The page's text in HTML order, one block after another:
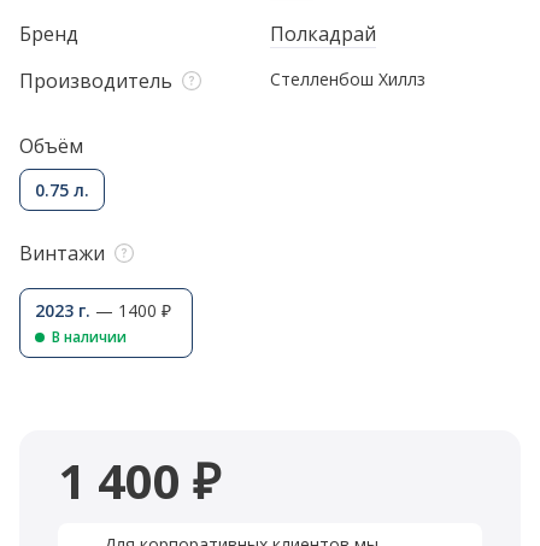
Бренд
Полкадрай
Производитель
Cтелленбош Хиллз
Объём
0.75 л.
Винтажи
2023 г. — 1400 ₽
В наличии
1 400 ₽